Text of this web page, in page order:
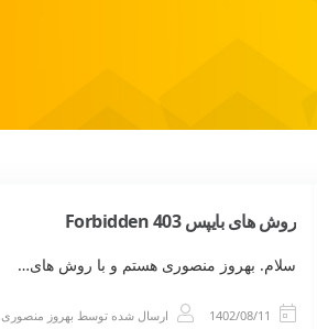
روش های بایپس 403 Forbidden
سلام. بهروز منصوری هستم و با روش های…
1402/08/11 ارسال شده توسط بهروز منصوری